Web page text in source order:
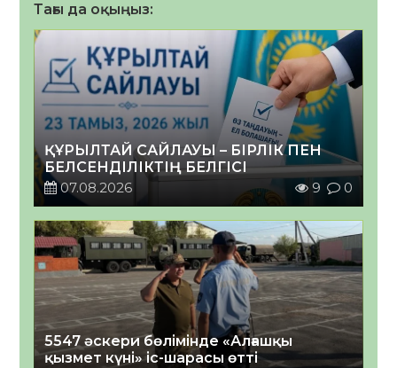
Тағы да оқыңыз:
ҚҰРЫЛТАЙ САЙЛАУЫ – БІРЛІК ПЕН
БЕЛСЕНДІЛІКТІҢ БЕЛГІСІ
07.08.2026
9 0
5547 әскери бөлімінде «Алғашқы
қызмет күні» іс-шарасы өтті